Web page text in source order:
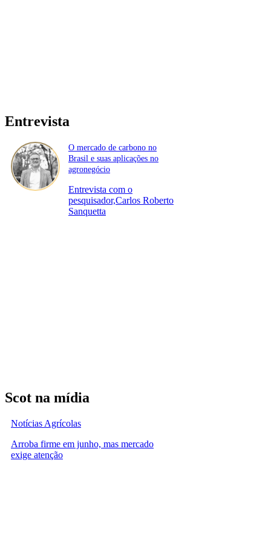
Entrevista
O mercado de carbono no
Brasil e suas aplicações no
agronegócio
Entrevista com o
pesquisador,Carlos Roberto
Sanquetta
Scot na mídia
Notícias Agrícolas
Arroba firme em junho, mas mercado
exige atenção